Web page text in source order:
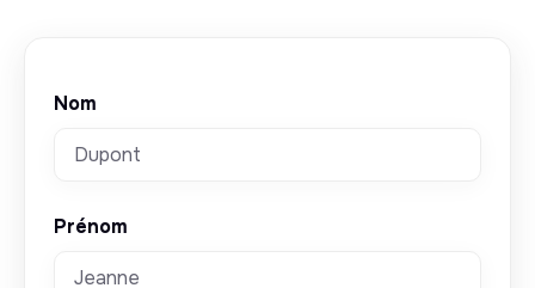
Nom
Prénom